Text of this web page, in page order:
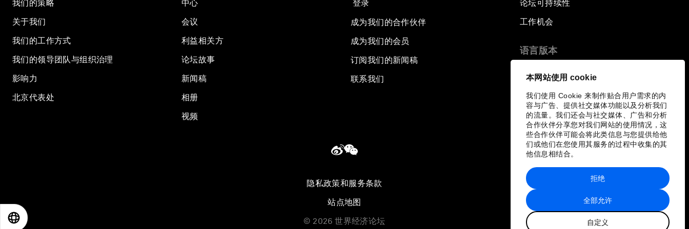
本网站使用 cookie
我们使用 Cookie 来制作贴合用户需求的内
容与广告、提供社交媒体功能以及分析我们
的流量。我们还会与社交媒体、广告和分析
合作伙伴分享您对我们网站的使用情况，这
些合作伙伴可能会将此类信息与您提供给他
们或他们在您使用其服务的过程中收集的其
他信息相结合。
全部允许
自定义
拒绝
我们的策略
关于我们
我们的工作方式
我们的领导团队与组织治理
影响力
北京代表处
中心
会议
利益相关方
论坛故事
新闻稿
相册
视频
登录
成为我们的合作伙伴
成为我们的会员
订阅我们的新闻稿
联系我们
论坛可持续性
工作机会
语言版本
隐私政策和服务条款
站点地图
© 2026 世界经济论坛